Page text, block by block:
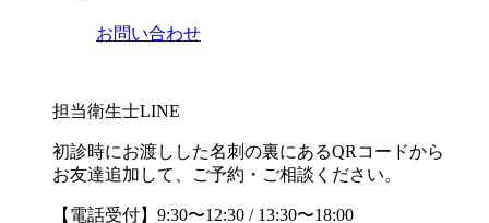
お問い合わせ
担当衛生士LINE
初診時にお渡しした名刺の裏にあるQRコードから
お友達追加して、ご予約・ご相談ください。
【電話受付】9:30〜12:30 / 13:30〜18:00